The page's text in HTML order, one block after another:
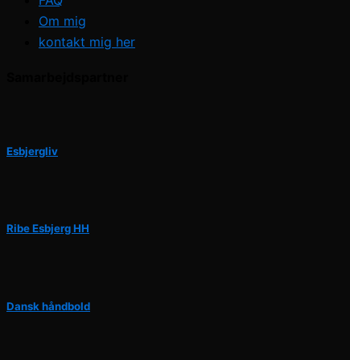
Om mig
kontakt mig her
Esbjergliv
Ribe Esbjerg HH
Dansk håndbold